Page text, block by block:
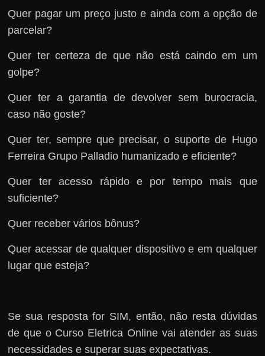
Quer pagar um preço justo e ainda com a opção de
parcelar?
Quer ter certeza de que não está caindo em um
golpe?
Quer ter a garantia de devolver sem burocracia,
caso não goste?
Quer ter, sempre que precisar, o suporte de Hugo
Ferreira Grupo Palladio humanizado e eficiente?
Quer ter acesso rápido e por tempo mais que
suficiente?
Quer receber vários bônus?
Quer acessar de qualquer dispositivo e em qualquer
lugar que esteja?
Se sua resposta for SIM, então, não resta dúvidas
de que o Curso Eletrica Online vai atender as suas
necessidades e superar suas expectativas.